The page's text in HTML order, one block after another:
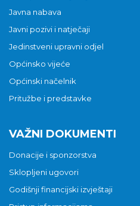
Javna nabava
Javni pozivi i natječaji
Jedinstveni upravni odjel
Općinsko vijeće
Općinski načelnik
Pritužbe i predstavke
VAŽNI DOKUMENTI
Donacije i sponzorstva
Sklopljeni ugovori
Godišnji financijski izvještaji